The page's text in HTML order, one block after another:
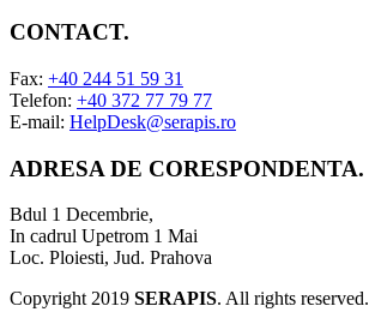
CONTACT.
Fax: +40 244 51 59 31
Telefon: +40 372 77 79 77
E-mail: HelpDesk@serapis.ro
ADRESA DE CORESPONDENTA.
Bdul 1 Decembrie,
In cadrul Upetrom 1 Mai
Loc. Ploiesti, Jud. Prahova
Copyright 2019 SERAPIS. All rights reserved.